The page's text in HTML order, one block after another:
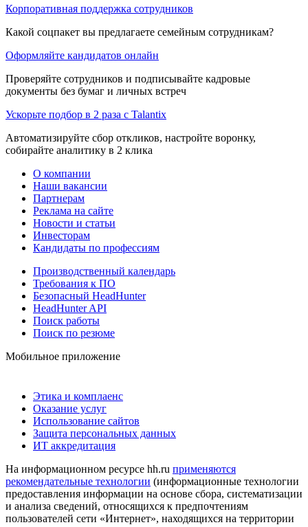
Корпоративная поддержка сотрудников
Какой соцпакет вы предлагаете семейным сотрудникам?
Оформляйте кандидатов онлайн
Проверяйте сотрудников и подписывайте кадровые
документы без бумаг и личных встреч
Ускорьте подбор в 2 раза с Talantix
Автоматизируйте сбор откликов, настройте воронку,
собирайте аналитику в 2 клика
О компании
Наши вакансии
Партнерам
Реклама на сайте
Новости и статьи
Инвесторам
Кандидаты по профессиям
Производственный календарь
Требования к ПО
Безопасный HeadHunter
HeadHunter API
Поиск работы
Поиск по резюме
Мобильное приложение
Этика и комплаенс
Оказание услуг
Использование сайтов
Защита персональных данных
ИТ аккредитация
На информационном ресурсе hh.ru применяются
рекомендательные технологии (информационные технологии
предоставления информации на основе сбора, систематизации
и анализа сведений, относящихся к предпочтениям
пользователей сети «Интернет», находящихся на территории